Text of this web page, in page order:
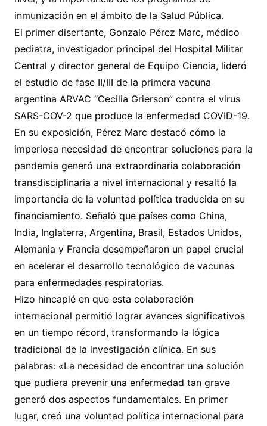
inmunización en el ámbito de la Salud Pública.
El primer disertante, Gonzalo Pérez Marc, médico
pediatra, investigador principal del Hospital Militar
Central y director general de Equipo Ciencia, lideró
el estudio de fase II/III de la primera vacuna
argentina ARVAC “Cecilia Grierson” contra el virus
SARS-COV-2 que produce la enfermedad COVID-19.
En su exposición, Pérez Marc destacó cómo la
imperiosa necesidad de encontrar soluciones para la
pandemia generó una extraordinaria colaboración
transdisciplinaria a nivel internacional y resaltó la
importancia de la voluntad política traducida en su
financiamiento. Señaló que países como China,
India, Inglaterra, Argentina, Brasil, Estados Unidos,
Alemania y Francia desempeñaron un papel crucial
en acelerar el desarrollo tecnológico de vacunas
para enfermedades respiratorias.
Hizo hincapié en que esta colaboración
internacional permitió lograr avances significativos
en un tiempo récord, transformando la lógica
tradicional de la investigación clínica. En sus
palabras: «La necesidad de encontrar una solución
que pudiera prevenir una enfermedad tan grave
generó dos aspectos fundamentales. En primer
lugar, creó una voluntad política internacional para